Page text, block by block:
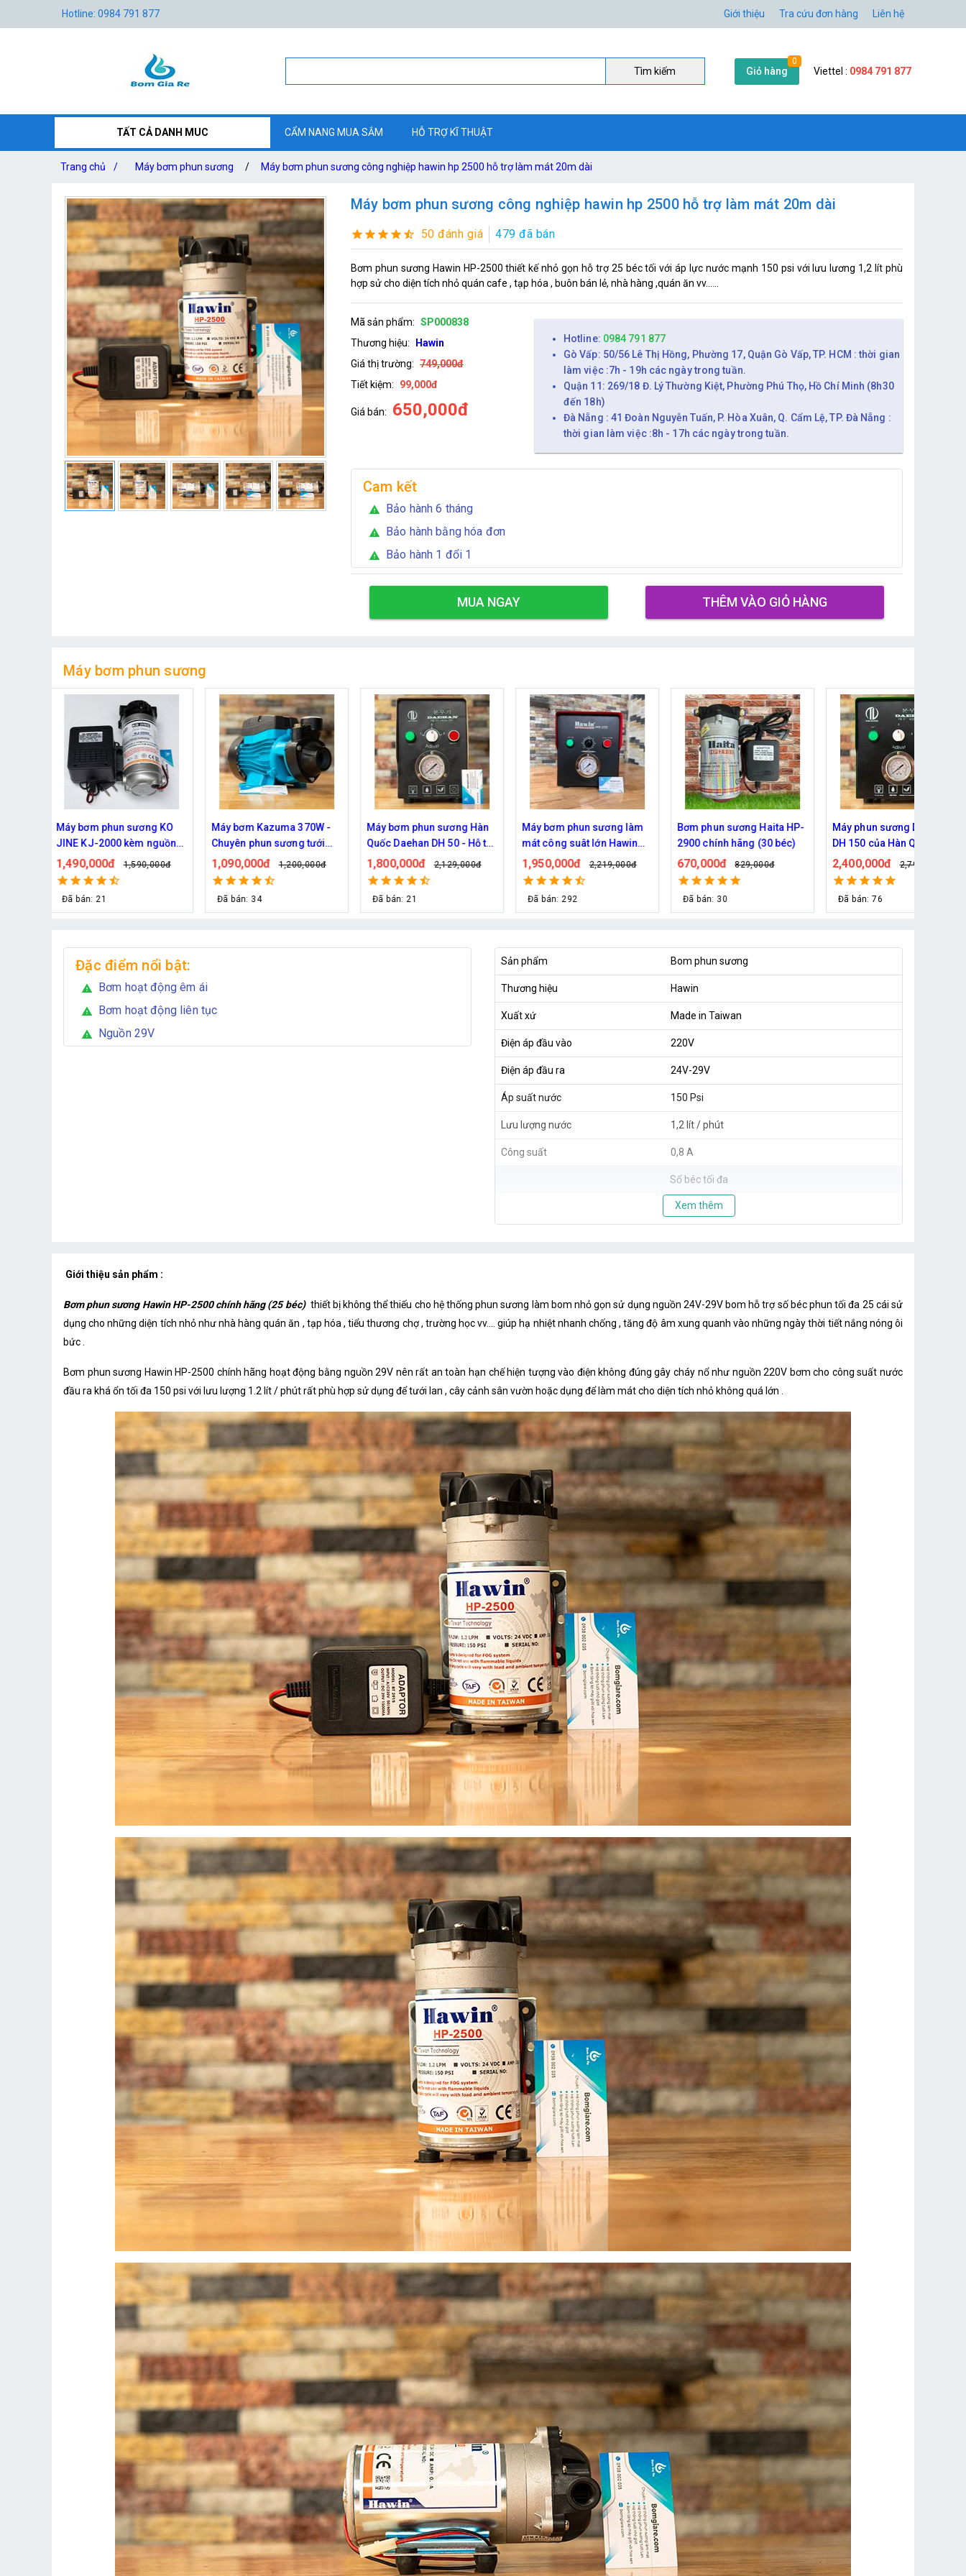
Hotline: 0984 791 877 Giới thiệu Tra cứu đơn hàng Liên hệ
Tìm kiếm Giỏ hàng
0
Viettel : 0984 791 877
TẤT CẢ DANH MUC CẨM NANG MUA SẮM HỖ TRỢ KĨ THUẬT
Trang chủ / Máy bơm phun sương / Máy bơm phun sương công nghiệp hawin hp 2500 hỗ trợ làm mát 20m dài
Máy bơm phun sương công nghiệp hawin hp 2500 hỗ trợ làm mát 20m dài
50 đánh giá 479 đã bán
Bơm phun sương Hawin HP-2500 thiết kế nhỏ gọn hỗ trợ 25 béc tối với áp lực nước mạnh 150 psi với lưu lương 1,2 lít phù
hợp sử cho diện tích nhỏ quán cafe , tạp hóa , buôn bán lẻ, nhà hàng ,quán ăn vv......
Mã sản phẩm: SP000838
Thương hiệu:
Hawin
Giá thị trường: 749,000đ
Tiết kiệm:
99,000đ
Giá bán: 650,000đ
Hotline: 0984 791 877
Gò Vấp: 50/56 Lê Thị Hồng, Phường 17, Quận Gò Vấp, TP. HCM : thời gian
làm việc :7h - 19h các ngày trong tuần.
Quận 11: 269/18 Đ. Lý Thường Kiệt, Phường Phú Thọ, Hồ Chí Minh (8h30
đến 18h)
Đà Nẵng : 41 Đoàn Nguyễn Tuấn, P. Hòa Xuân, Q. Cẩm Lệ, TP. Đà Nẵng :
thời gian làm việc :8h - 17h các ngày trong tuần.
Cam kết
warning Bảo hành 6 tháng
warning Bảo hành bằng hóa đơn
warning Bảo hành 1 đổi 1
MUA NGAY THÊM VÀO GIỎ HÀNG
Máy bơm phun sương
Máy bơm phun sương Hàn
Quốc Daehan DH 50 - Hỗ trợ
từ 30 đến 50 béc phun
1,800,000đ 2,129,000đ
Đã bán: 21
Máy bơm phun sương làm
mát công suât lớn Hawin
FOG-2703 hỗ trợ 70 đầu
phun
1,950,000đ 2,219,000đ
Đã bán: 292
Bơm phun sương Haita HP-
2900 chính hãng (30 béc)
670,000đ 829,000đ
Đã bán: 30
Máy phun sương Daehan
DH 150 của Hàn Quốc
2,400,000đ 2,790,000đ
Đã bán: 76
Bơm phun sương Daehan
DH 6017 hỗ trợ từ 5 - 20 béc
690,000đ 800,000đ
Đã bán: 80
Bơm phun sương Haita HP
2700 chính hãng
590,000đ 690,000đ
Đã bán: 53
Đặc điểm nổi bật:
warning Bơm hoạt động êm ái
warning Bơm hoạt động liên tục
warning Nguồn 29V
Sản phẩm Bom phun sương
Thương hiệu Hawin
Xuất xứ Made in Taiwan
Điện áp đầu vào 220V
Điện áp đầu ra 24V-29V
Áp suất nước 150 Psi
Lưu lượng nước 1,2 lít / phút
Công suất 0,8 A
Số béc tối đa
Xem thêm
Giới thiệu sản phẩm :
Bơm phun sương Hawin HP-2500 chính hãng (25 béc) thiết bị không thể thiếu cho hệ thống phun sương làm bom nhỏ gọn sử dụng nguồn 24V-29V bom hỗ trợ số béc phun tối đa 25 cái sử
dụng cho những diện tích nhỏ như nhà hàng quán ăn , tạp hóa , tiểu thương chợ , trường học vv.... giúp hạ nhiệt nhanh chống , tăng độ âm xung quanh vào những ngày thời tiết nắng nóng ôi
bức .
Bơm phun sương Hawin HP-2500 chính hãng hoạt động bằng nguồn 29V nên rất an toàn hạn chế hiện tượng vào điện không đúng gây cháy nổ như nguồn 220V bơm cho công suất nước
đầu ra khá ổn tối đa 150 psi với lưu lượng 1.2 lít / phút rất phù hợp sử dụng để tưới lan , cây cảnh sân vườn hoặc dụng để làm mát cho diện tích nhỏ không quá lớn .